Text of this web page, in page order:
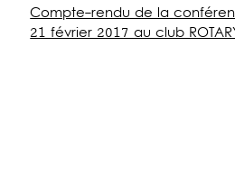
Compte-rendu de la
21 février 2017 au club